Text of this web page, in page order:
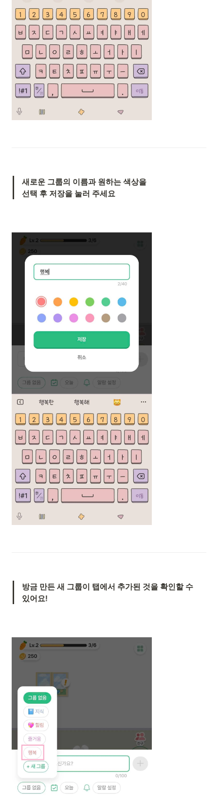
새로운 그룹의 이름과 원하는 색상을
선택 후 저장을 눌러 주세요
방금 만든 새 그룹이 탭에서 추가된 것을 확인할 수
있어요!